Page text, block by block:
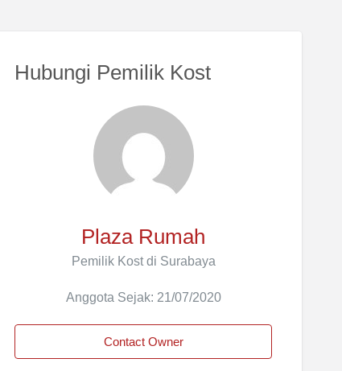
Hubungi Pemilik Kost
Plaza Rumah
Pemilik Kost di Surabaya
Anggota Sejak: 21/07/2020
Contact Owner